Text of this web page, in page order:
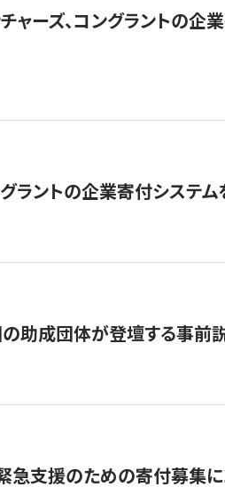
ャーズ、コングラントの
ラントの企業寄付システ
の助成団体が登壇する事前
急支援のための寄付募集に